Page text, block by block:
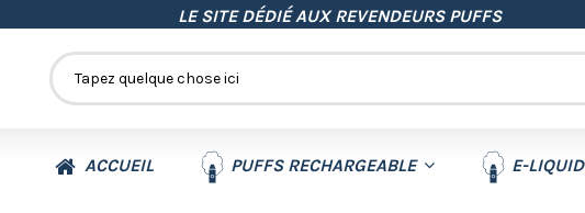
LE SITE DÉDIÉ AUX REVENDEURS PUFFS
ACCUEIL PUFFS RECHARGEABLE E-